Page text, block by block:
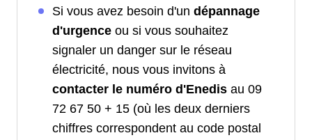
Si vous avez besoin d'un dépannage
d'urgence ou si vous souhaitez
signaler un danger sur le réseau
électricité, nous vous invitons à
contacter le numéro d'Enedis au 09
72 67 50 + 15 (où les deux derniers
chiffres correspondent au code postal